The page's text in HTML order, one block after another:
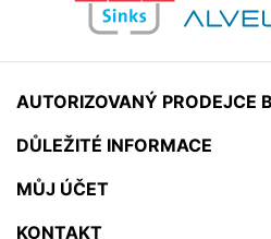
AUTORIZOVANÝ PRODEJCE
DŮLEŽITÉ INFORMACE
MŮJ ÚČET
KONTAKT